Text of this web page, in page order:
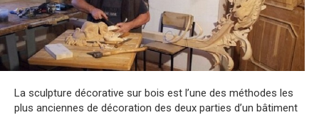
La sculpture décorative sur bois est l’une des méthodes les
plus anciennes de décoration des deux parties d’un bâtiment